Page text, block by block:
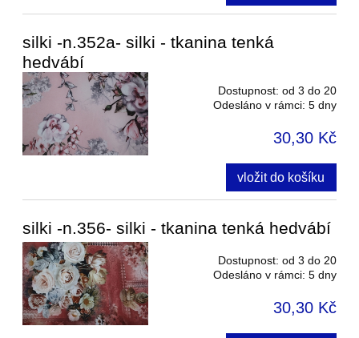
silki -n.352a- silki - tkanina tenká
hedvábí
Dostupnost: od 3 do 20
Odesláno v rámci: 5 dny
30,30 Kč
vložit do košíku
silki -n.356- silki - tkanina tenká hedvábí
Dostupnost: od 3 do 20
Odesláno v rámci: 5 dny
30,30 Kč